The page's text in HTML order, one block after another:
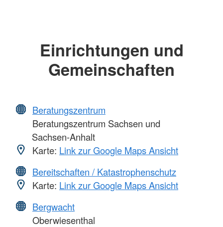
Einrichtungen und
Gemeinschaften
Beratungszentrum
Beratungszentrum Sachsen und
Sachsen-Anhalt
Karte: Link zur Google Maps Ansicht
Bereitschaften / Katastrophenschutz
Karte: Link zur Google Maps Ansicht
Bergwacht
Oberwiesenthal